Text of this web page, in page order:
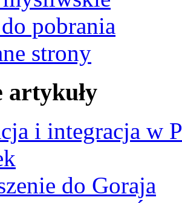
pobrania
strony
artykuły
i integracja w
do Goraja